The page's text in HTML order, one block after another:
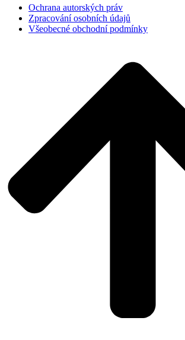
Ochrana autorských práv
Zpracování osobních údajů
Všeobecné obchodní podmínky